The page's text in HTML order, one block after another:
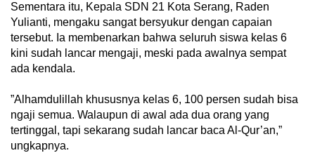
‎Sementara itu, Kepala SDN 21 Kota Serang, Raden
Yulianti, mengaku sangat bersyukur dengan capaian
tersebut. Ia membenarkan bahwa seluruh siswa kelas 6
kini sudah lancar mengaji, meski pada awalnya sempat
ada kendala.
‎”Alhamdulillah khususnya kelas 6, 100 persen sudah bisa
ngaji semua. Walaupun di awal ada dua orang yang
tertinggal, tapi sekarang sudah lancar baca Al-Qur’an,”
ungkapnya.